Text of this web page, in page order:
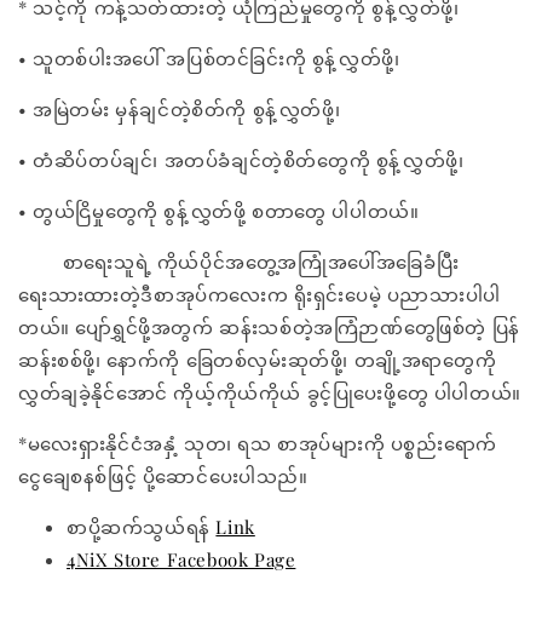
* သင့်ကို ကန့်သတ်ထားတဲ့ ယုံကြည်မှုတွေကို စွန့်လွှတ်ဖို့၊
• သူတစ်ပါးအပေါ် အပြစ်တင်ခြင်းကို စွန့်လွှတ်ဖို့၊
• အမြဲတမ်း မှန်ချင်တဲ့စိတ်ကို စွန့်လွှတ်ဖို့၊
• တံဆိပ်တပ်ချင်၊ အတပ်ခံချင်တဲ့စိတ်တွေကို စွန့်လွှတ်ဖို့၊
• တွယ်ငြိမှုတွေကို စွန့်လွှတ်ဖို့ စတာတွေ ပါပါတယ်။
စာရေးသူရဲ့ ကိုယ်ပိုင်အတွေ့အကြုံအပေါ်အခြေခံပြီး
ရေးသားထားတဲ့ဒီစာအုပ်ကလေးက ရိုးရှင်းပေမဲ့ ပညာသားပါပါ
တယ်။ ပျော်ရွှင်ဖို့အတွက် ဆန်းသစ်တဲ့အကြံဉာဏ်တွေဖြစ်တဲ့ ပြန်
ဆန်းစစ်ဖို့၊ နောက်ကို ခြေတစ်လှမ်းဆုတ်ဖို့၊ တချို့အရာတွေကို
လွှတ်ချခဲ့နိုင်အောင် ကိုယ့်ကိုယ်ကိုယ် ခွင့်ပြုပေးဖို့တွေ ပါပါတယ်။
*မလေးရှားနိုင်ငံအနှံ့ သုတ၊ ရသ စာအုပ်များကို ပစ္စည်းရောက်
ငွေချေစနစ်ဖြင့် ပို့ဆောင်ပေးပါသည်။
စာပို့ဆက်သွယ်ရန်Link
4NiX Store Facebook Page